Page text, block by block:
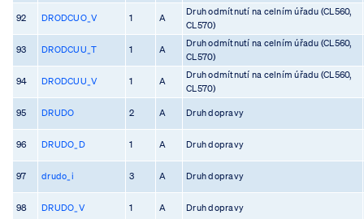
92 DRODCUO_V 1 A
Druh odmítnutí na celním úřadu (CL560,
CL570)
93 DRODCUU_T 1 A
Druh odmítnutí na celním úřadu (CL560,
CL570)
94 DRODCUU_V 1 A
Druh odmítnutí na celním úřadu (CL560,
CL570)
95 DRUDO 2 A Druh dopravy
96 DRUDO_D 1 A Druh dopravy
97 drudo_i 3 A Druh dopravy
98 DRUDO_V 1 A Druh dopravy